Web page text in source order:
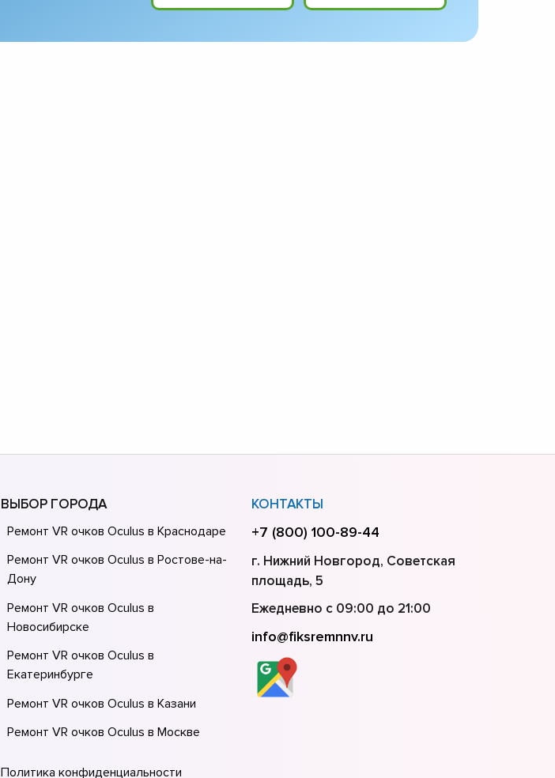
ВЫБОР ГОРОДА
Ремонт VR очков Oculus в Краснодаре
Ремонт VR очков Oculus в Ростове-на-
Донy
Ремонт VR очков Oculus в
Новосибирске
Ремонт VR очков Oculus в
Екатеринбурге
Ремонт VR очков Oculus в Казани
Ремонт VR очков Oculus в Москве
Политика конфиденциальности
КОНТАКТЫ
+7 (800) 100-89-44
г. Нижний Новгород, Советская
площадь, 5
Ежедневно с 09:00 до 21:00
info@fiksremnnv.ru